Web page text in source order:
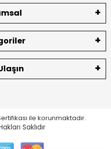
ile korunmaktadır.
Saklıdır